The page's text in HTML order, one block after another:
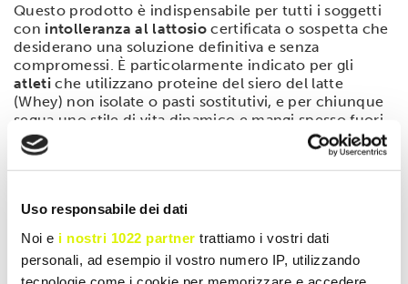
Uso responsabile dei dati
Noi e i nostri 1022 partner trattiamo i vostri dati
personali, ad esempio il vostro numero IP, utilizzando
Questo prodotto è indispensabile per tutti i soggetti
con intolleranza al lattosiocertificata o sospetta che
desiderano una soluzione definitiva e senza
compromessi. È particolarmente indicato per gli
atletiche utilizzano proteine del siero del latte
(Whey) non isolate o pasti sostitutivi, e per chiunque
segua uno stile di vita dinamico e mangi spesso fuori
casa. Essendo privo di zuccheri e ingredienti di
origine animale, è adatto anche a chi segue diete
VeganeKeto.
Modalità d'uso
Si consiglia l'assunzione di 1 compressa circa 15-20
minuti prima del pasto contenente lattosio. La mini
compressa può essere masticata o deglutita intera. In